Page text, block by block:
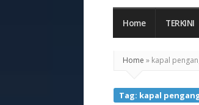
Home TERKINI
Home » kapal
Tag: kapal